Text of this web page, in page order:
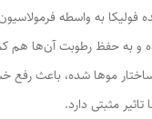
فولیکا به واسطه
و به حفظ رطوبت آن‌ها هم
موها شده، باعث رفع
مثبتی دارد.